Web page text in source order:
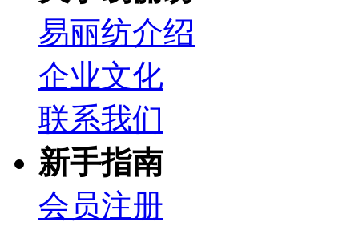
易丽纺介绍
企业文化
联系我们
新手指南
会员注册